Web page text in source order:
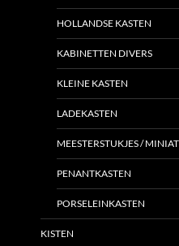
HOLLANDSE KASTEN
KABINETTEN DIVERS
KLEINE KASTEN
LADEKASTEN
MEESTERSTUKJES /
PENANTKASTEN
PORSELEINKASTEN
KISTEN